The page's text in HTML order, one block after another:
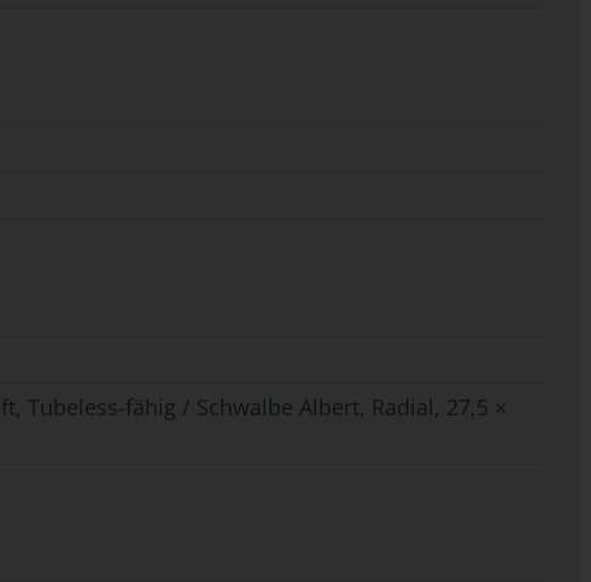
Tubeless-fähig / Schwalbe Albert, Radial, 27,5 ×